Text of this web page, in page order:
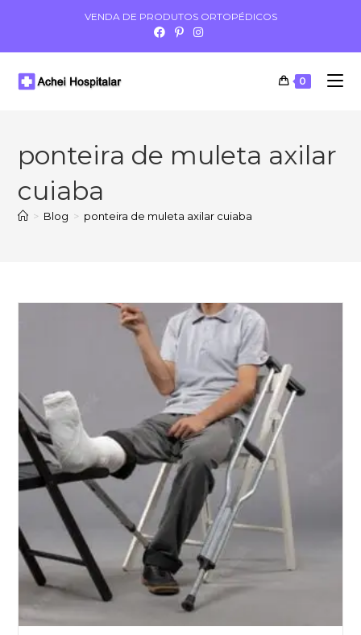
VENDA DE PRODUTOS ORTOPÉDICOS
0
ponteira de muleta axilar
cuiaba
> Blog > ponteira de muleta axilar cuiaba